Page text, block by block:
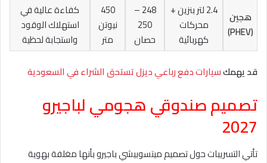
هجين
(PHEV)
2.4 لتر بنزين +
محركات
كهربائية
248 –
250
حصان
450
نيوتن
متر
كفاءة عالية في
استهلاك الوقود
واستجابة لحظية
قد يهمكسيارات دفع رباعي ديزل تستحق الشراء في السعودية
تصميم صندوقي هجومي لباجيرو
2027
تأتي التسريبات حول تصميم ميتسوبيشي باجيرو بأنها مغلفة بهوية